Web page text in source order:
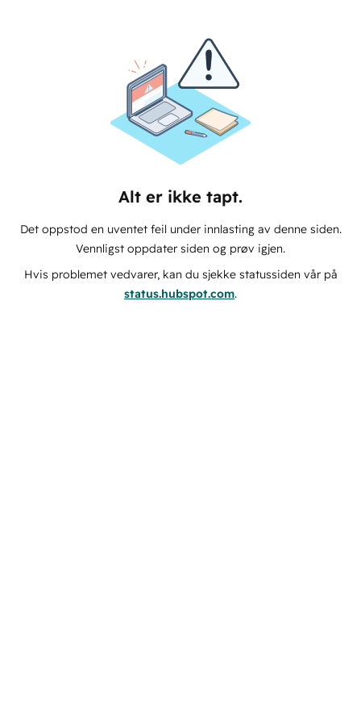
Alt er ikke tapt.
Det oppstod en uventet feil under innlasting av denne siden.
Vennligst oppdater siden og prøv igjen.
Hvis problemet vedvarer, kan du sjekke statussiden vår på
status.hubspot.com.